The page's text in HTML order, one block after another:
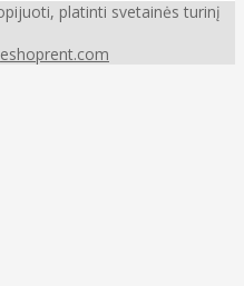
platinti svetainės turinį
eshoprent.com